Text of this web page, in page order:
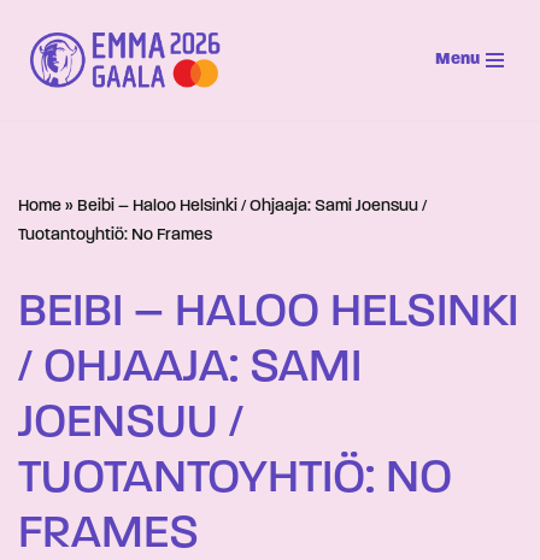
Siirry
suoraan
Menu
Home » Beibi – Haloo Helsinki / Ohjaaja: Sami Joensuu /
Tuotantoyhtiö: No Frames
BEIBI – HALOO HELSINKI
/ OHJAAJA: SAMI
JOENSUU /
TUOTANTOYHTIÖ: NO
FRAMES